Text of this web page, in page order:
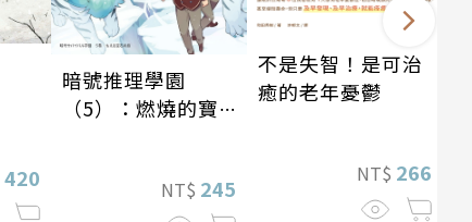
420
暗號推理學園
（5）：燃燒的寶
NT$ 245
不是失智！是可治
癒的老年憂鬱
NT$ 266